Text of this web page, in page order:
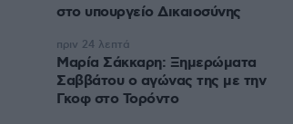
στο υπουργείο Δικαιοσύνης
Μαρία Σάκκαρη: Ξημερώματα
Σαββάτου ο αγώνας της με την
Γκοφ στο Τορόντο
πριν 24 λεπτά